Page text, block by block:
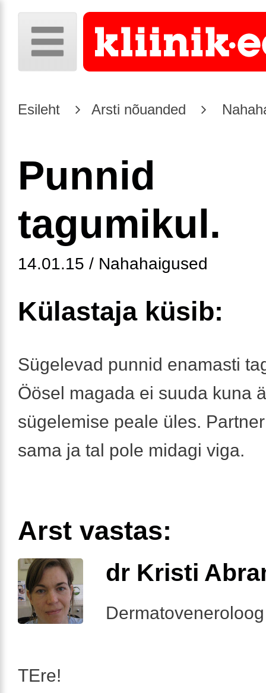
Esileht Arsti nõuanded
Punnid
tagumikul.
14.01.15 / Nahahaigused
Külastaja küsib:
Sügelevad punnid enamasti
Öösel magada ei suuda kuna
sügelemise peale üles.
sama ja tal pole midagi viga.
Arst vastas:
dr Kristi
Dermatoveneroloog
TEre!